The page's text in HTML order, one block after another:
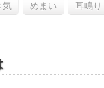
気 めまい 耳鳴り